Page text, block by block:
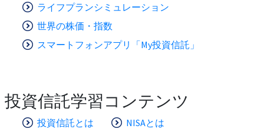
ライフプランシミュレーション
世界の株価・指数
スマートフォンアプリ「My投資信託」
投資信託学習コンテンツ
投資信託とは NISAとは